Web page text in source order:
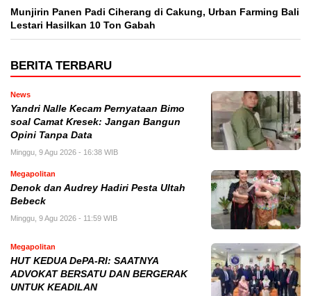
Munjirin Panen Padi Ciherang di Cakung, Urban Farming Bali
Lestari Hasilkan 10 Ton Gabah
BERITA TERBARU
News
Yandri Nalle Kecam Pernyataan Bimo
soal Camat Kresek: Jangan Bangun
Opini Tanpa Data
Minggu, 9 Agu 2026 - 16:38 WIB
Megapolitan
Denok dan Audrey Hadiri Pesta Ultah
Bebeck
Minggu, 9 Agu 2026 - 11:59 WIB
Megapolitan
HUT KEDUA DePA-RI: SAATNYA
ADVOKAT BERSATU DAN BERGERAK
UNTUK KEADILAN